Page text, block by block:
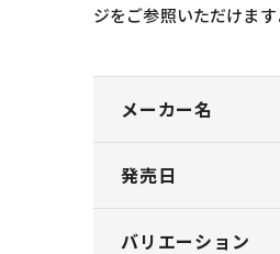
ジをご参照いただけます
メーカー名
発売日
バリエーション